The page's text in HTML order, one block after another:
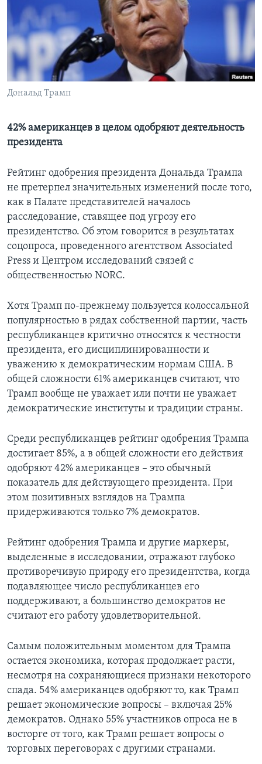
Learning English
СОЦИАЛЬНЫЕ СЕТИ
Дональд Трамп
42% американцев в целом одобряют деятельность
президента
Рейтинг одобрения президента Дональда Трампа
не претерпел значительных изменений после того,
как в Палате представителей началось
расследование, ставящее под угрозу его
президентство. Об этом говорится в результатах
соцопроса, проведенного агентством Associated
Press и Центром исследований связей с
общественностью NORC.
Хотя Трамп по-прежнему пользуется колоссальной
популярностью в рядах собственной партии, часть
республиканцев критично относятся к честности
президента, его дисциплинированности и
уважению к демократическим нормам США. В
общей сложности 61% американцев считают, что
Трамп вообще не уважает или почти не уважает
демократические институты и традиции страны.
Среди республиканцев рейтинг одобрения Трампа
достигает 85%, а в общей сложности его действия
одобряют 42% американцев – это обычный
показатель для действующего президента. При
этом позитивных взглядов на Трампа
придерживаются только 7% демократов.
Рейтинг одобрения Трампа и другие маркеры,
выделенные в исследовании, отражают глубоко
противоречивую природу его президентства, когда
подавляющее число республиканцев его
поддерживают, а большинство демократов не
считают его работу удовлетворительной.
Самым положительным моментом для Трампа
остается экономика, которая продолжает расти,
несмотря на сохраняющиеся признаки некоторого
спада. 54% американцев одобряют то, как Трамп
решает экономические вопросы – включая 25%
демократов. Однако 55% участников опроса не в
восторге от того, как Трамп решает вопросы о
торговых переговорах с другими странами.